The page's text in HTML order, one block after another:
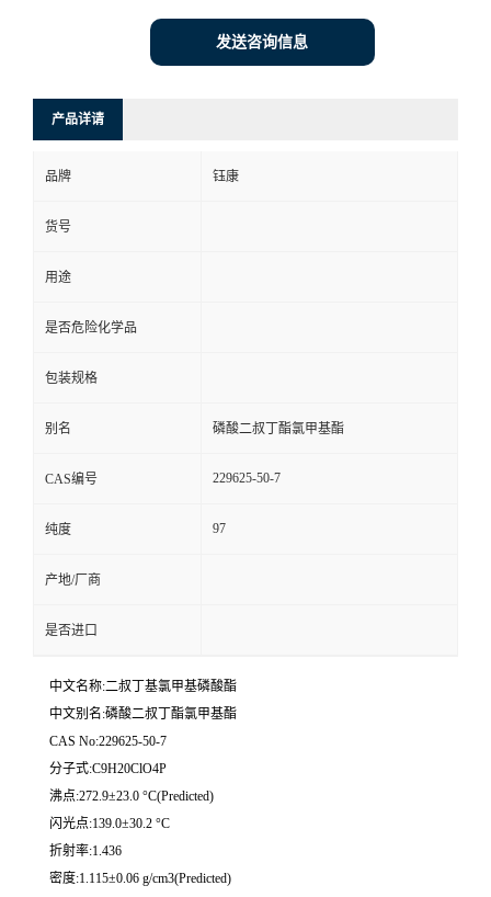
发送咨询信息
产品详请
品牌 钰康
货号
用途
是否危险化学品
包装规格
别名 磷酸二叔丁酯氯甲基酯
CAS编号 229625-50-7
纯度 97
产地/厂商
是否进口
中文名称:二叔丁基氯甲基磷酸酯
中文别名:磷酸二叔丁酯氯甲基酯
CAS No:229625-50-7
分子式:C9H20ClO4P
沸点:272.9±23.0 °C(Predicted)
闪光点:139.0±30.2 °C
折射率:1.436
密度:1.115±0.06 g/cm3(Predicted)